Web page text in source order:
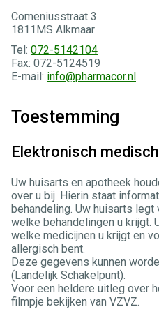
Toestemming
Elektronisch
Uw huisarts en apotheek
over u bij. Hierin staat
behandeling. Uw huisarts
welke behandelingen u krijgt.
welke medicijnen u krijgt en
allergisch bent.
Deze gegevens kunnen
(Landelijk Schakelpunt).
Voor een heldere uitleg over
filmpje bekijken van VZVZ.
Comeniusstraat 3
1811MS Alkmaar
Tel: 072-5142104
Fax: 072-5124519
E-mail: info@pharmacor.nl